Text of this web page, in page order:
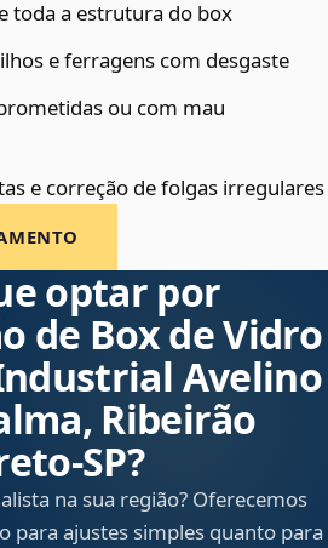
toda a estrutura do box
e ferragens com desgaste
ou com mau
e correção de folgas irregulares
optar por
de Box de Vidro
Avelino
Ribeirão
na sua região? Oferecemos
para ajustes simples quanto para